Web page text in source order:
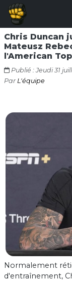
Chris Duncan
Mateusz
l'American Top
Publié : Jeudi 31
Par L'équipe
Normalement
d'entraînement,